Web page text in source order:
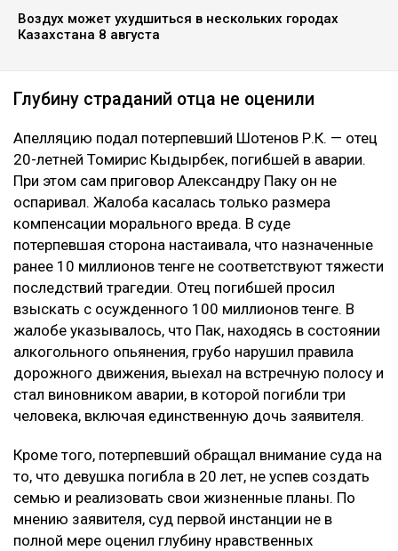
Воздух может ухудшиться в нескольких городах
Казахстана 8 августа
Глубину страданий отца не оценили
Апелляцию подал потерпевший Шотенов Р.К. — отец
20-летней Томирис Кыдырбек, погибшей в аварии.
При этом сам приговор Александру Паку он не
оспаривал. Жалоба касалась только размера
компенсации морального вреда. В суде
потерпевшая сторона настаивала, что назначенные
ранее 10 миллионов тенге не соответствуют тяжести
последствий трагедии. Отец погибшей просил
взыскать с осужденного 100 миллионов тенге. В
жалобе указывалось, что Пак, находясь в состоянии
алкогольного опьянения, грубо нарушил правила
дорожного движения, выехал на встречную полосу и
стал виновником аварии, в которой погибли три
человека, включая единственную дочь заявителя.
Кроме того, потерпевший обращал внимание суда на
то, что девушка погибла в 20 лет, не успев создать
семью и реализовать свои жизненные планы. По
мнению заявителя, суд первой инстанции не в
полной мере оценил глубину нравственных